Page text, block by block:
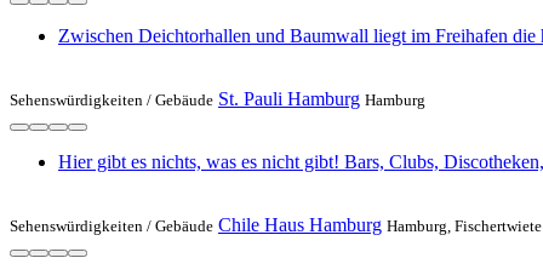
Zwischen Deichtorhallen und Baumwall liegt im Freihafen die
Sehenswürdigkeiten / Gebäude St. Pauli Hamburg Hamburg
Hier gibt es nichts, was es nicht gibt! Bars, Clubs,
Sehenswürdigkeiten / Gebäude Chile Haus Hamburg Hamburg,